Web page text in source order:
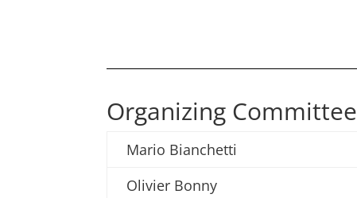
Organizing Committee
Mario Bianchetti
Olivier Bonny